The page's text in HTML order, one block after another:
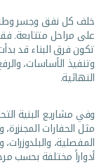
خلف كل نفق وجسر
على مراحل متتابعة.
تكون فرق البناء قد
وتنفيذ الأساسات،
النهائية.
وفي مشاريع البنية
مثل الحفارات المجنزرة، و
المفصلية، والبلدوزرات، و
أدواراً مختلفة بحسب